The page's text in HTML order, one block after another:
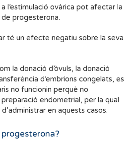
l’estimulació ovàrica pot afectar la
progesterona.
té un efecte negatiu sobre la seva
la donació d’òvuls, la donació
d’embrions congelats, es
no funcionin perquè no
endometrial, per la qual
en aquests casos.